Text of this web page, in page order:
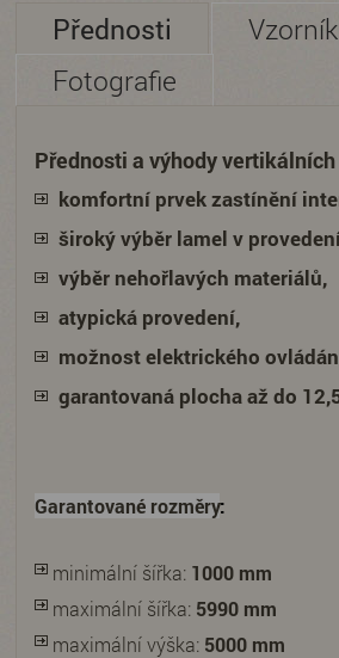
Přednosti
Vzorník
Fotografie
Přednosti a výhody
komfortní prvek zastínění
široký výběr lamel v
výběr nehořlavých materiálů,
atypická provedení,
možnost elektrického
garantovaná plocha až do
Garantované rozměry:
minimální šířka: 1000 mm
maximální šířka: 5990 mm
maximální výška: 5000 mm